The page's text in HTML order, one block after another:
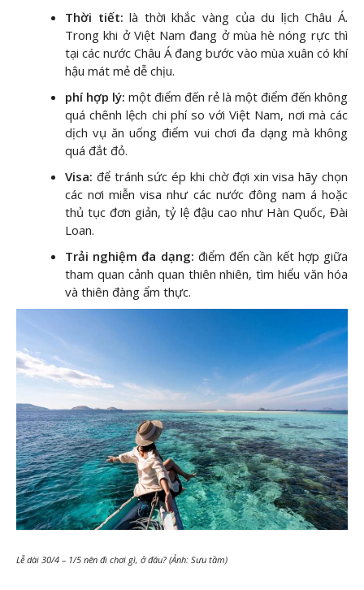
Thời tiết: là thời khắc vàng của du lịch Châu Á.
Trong khi ở Việt Nam đang ở mùa hè nóng rực thì
tại các nước Châu Á đang bước vào mùa xuân có khí
hậu mát mẻ dễ chịu.
phí hợp lý: một điểm đến rẻ là một điểm đến không
quá chênh lệch chi phí so với Việt Nam, nơi mà các
dịch vụ ăn uống điểm vui chơi đa dạng mà không
quá đắt đỏ.
Visa: để tránh sức ép khi chờ đợi xin visa hãy chọn
các nơi miễn visa như các nước đông nam á hoặc
thủ tục đơn giản, tỷ lệ đậu cao như Hàn Quốc, Đài
Loan.
Trải nghiệm đa dạng: điểm đến cần kết hợp giữa
tham quan cảnh quan thiên nhiên, tìm hiểu văn hóa
và thiên đàng ẩm thực.
Lễ dài 30/4 – 1/5 nên đi chơi gì, ở đâu? (Ảnh: Sưu tầm)